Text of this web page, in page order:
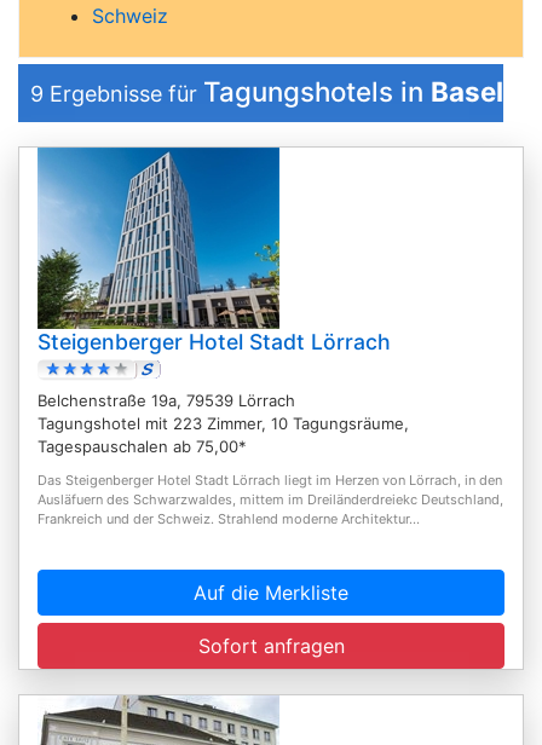
Schweiz
9 Ergebnisse für Tagungshotels in Basel
Steigenberger Hotel Stadt Lörrach
Belchenstraße 19a, 79539 Lörrach
Tagungshotel mit 223 Zimmer, 10 Tagungsräume,
Tagespauschalen ab 75,00*
Das Steigenberger Hotel Stadt Lörrach liegt im Herzen von Lörrach, in den
Ausläfuern des Schwarzwaldes, mittem im Dreiländerdreiekc Deutschland,
Frankreich und der Schweiz. Strahlend moderne Architektur...
Auf die Merkliste
Sofort anfragen